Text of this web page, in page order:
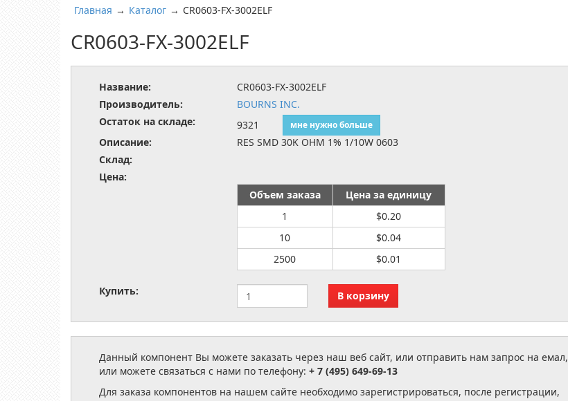
Главная → Каталог → CR0603-FX-3002ELF
CR0603-FX-3002ELF
Название:
CR0603-FX-3002ELF
Производитель:
BOURNS INC.
Остаток на складе:
9321 мне нужно больше
Описание:
RES SMD 30K OHM 1% 1/10W 0603
Склад:
Цена:
Объем заказа
Цена за единицу
1
$0.20
10
$0.04
2500
$0.01
Купить:
Данный компонент Вы можете заказать через наш веб сайт, или отправить нам запрос на емал,
или можете связаться с нами по телефону: + 7 (495) 649-69-13
Для заказа компонентов на нашем сайте необходимо зарегистрироваться, после регистрации,